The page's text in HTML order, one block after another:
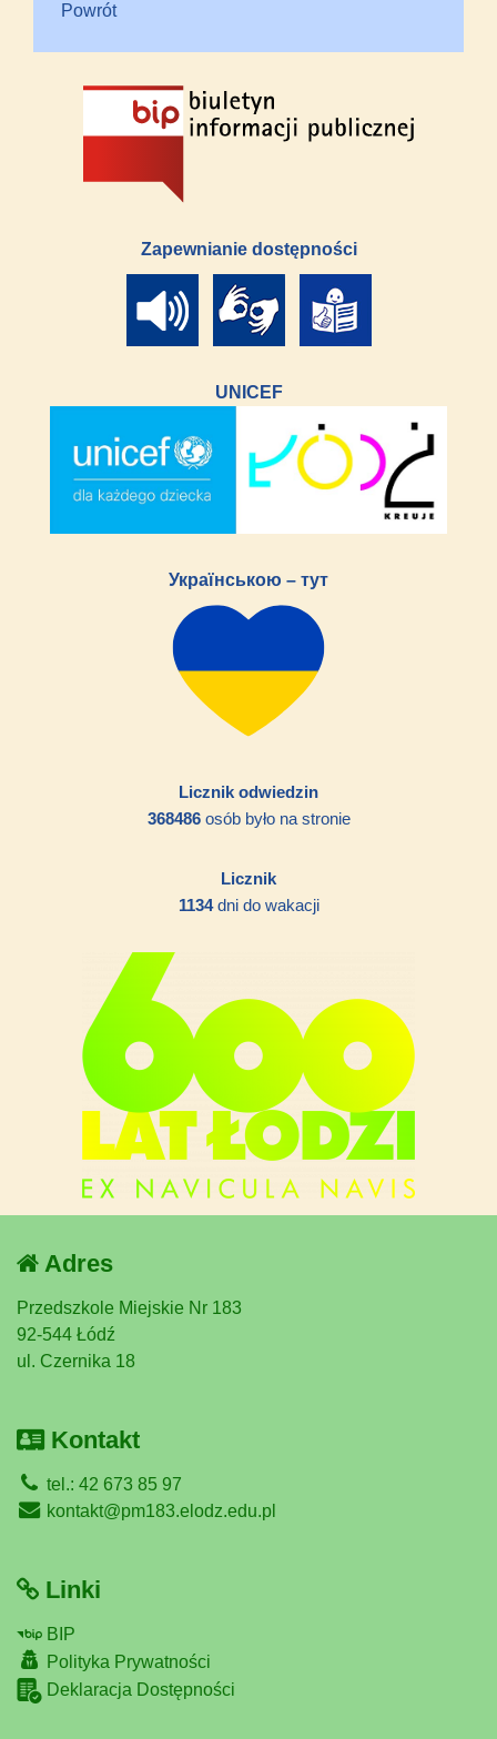
Powrót
Zapewnianie dostępności
UNICEF
Українською – тут
Licznik odwiedzin
368486osób było na stronie
Licznik
1134dni do wakacji
Adres
Przedszkole Miejskie Nr 183
92-544 Łódź
ul. Czernika 18
Kontakt
tel.: 42 673 85 97
kontakt@pm183.elodz.edu.pl
Linki
BIP
Polityka Prywatności
Deklaracja Dostępności